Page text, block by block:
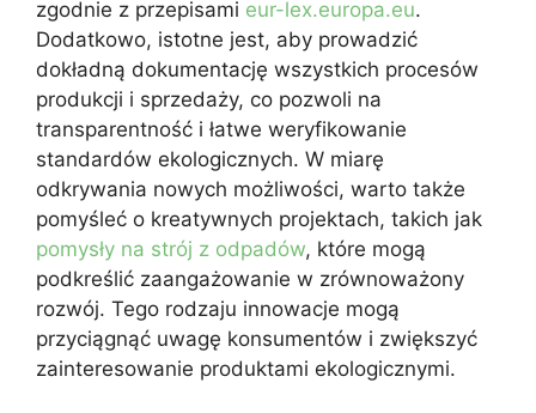
zgodnie z przepisami eur-lex.europa.eu.
Dodatkowo, istotne jest, aby prowadzić
dokładną dokumentację wszystkich procesów
produkcji i sprzedaży, co pozwoli na
transparentność i łatwe weryfikowanie
standardów ekologicznych. W miarę
odkrywania nowych możliwości, warto także
pomyśleć o kreatywnych projektach, takich jak
pomysły na strój z odpadów, które mogą
podkreślić zaangażowanie w zrównoważony
rozwój. Tego rodzaju innowacje mogą
przyciągnąć uwagę konsumentów i zwiększyć
zainteresowanie produktami ekologicznymi.